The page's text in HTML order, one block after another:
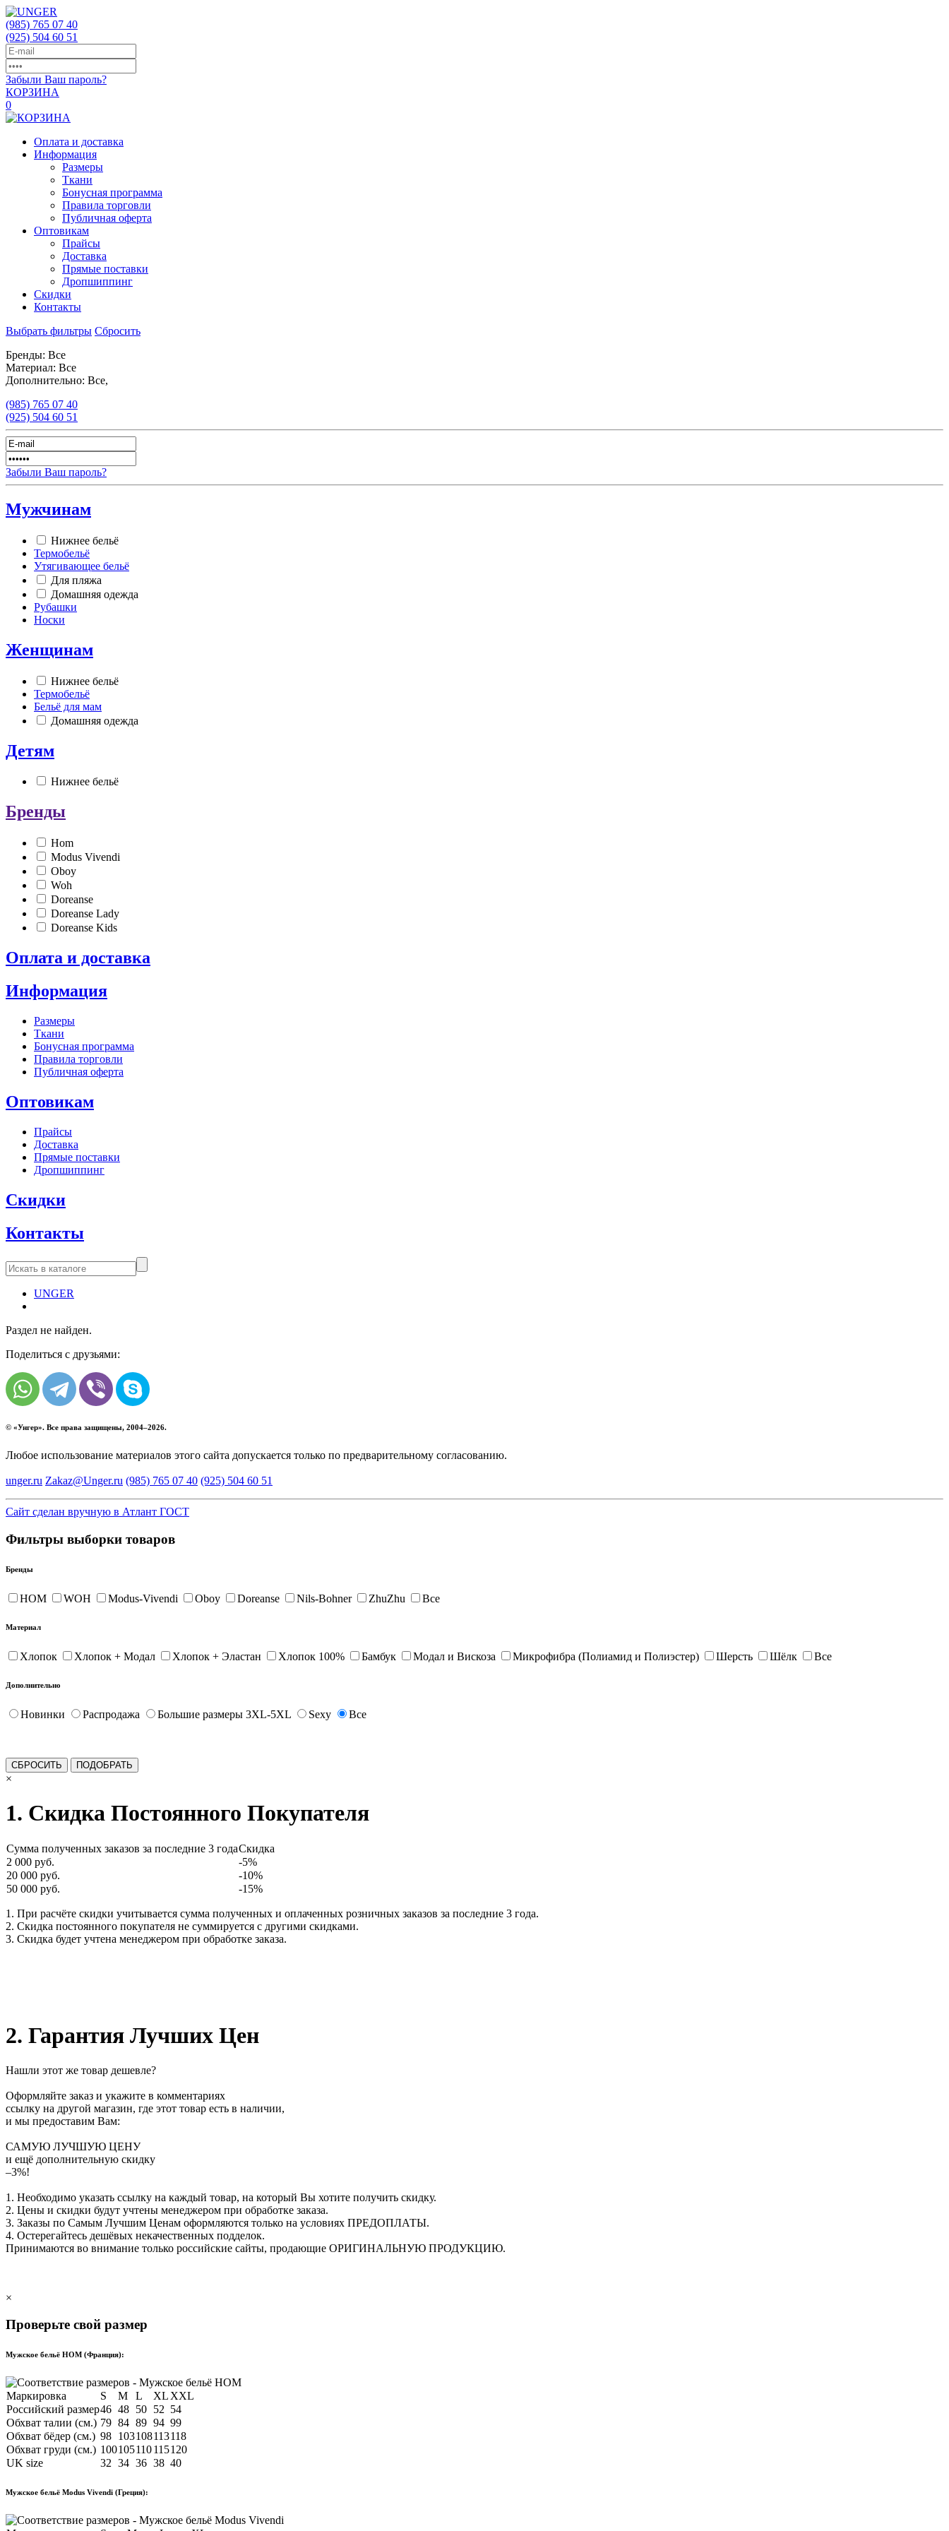
(985) 765 07 40
(925) 504 60 51
Забыли Ваш пароль?
КОРЗИНА
0
Оплата и доставка
Информация
Размеры
Ткани
Бонусная программа
Правила торговли
Публичная оферта
Оптовикам
Прайсы
Доставка
Прямые поставки
Дропшиппинг
Скидки
Контакты
Выбрать фильтры Сбросить
Бренды: Все
Материал: Все
Дополнительно: Все,
(985) 765 07 40
(925) 504 60 51
Забыли Ваш пароль?
Мужчинам
Нижнее бельё
Термобельё
Утягивающее бельё
Для пляжа
Домашняя одежда
Рубашки
Носки
Женщинам
Нижнее бельё
Термобельё
Бельё для мам
Домашняя одежда
Детям
Нижнее бельё
Бренды
Hom
Modus Vivendi
Oboy
Woh
Doreanse
Doreanse Lady
Doreanse Kids
Оплата и доставка
Информация
Размеры
Ткани
Бонусная программа
Правила торговли
Публичная оферта
Оптовикам
Прайсы
Доставка
Прямые поставки
Дропшиппинг
Скидки
Контакты
UNGER
Раздел не найден.
Поделиться с друзьями:
© «Унгер». Все права защищены, 2004–2026.
Любое использование материалов этого сайта допускается только по предварительному согласованию.
unger.ru Zakaz@Unger.ru (985) 765 07 40 (925) 504 60 51
Сайт сделан вручную в Атлант ГОСТ
Фильтры выборки товаров
Бренды
HOM WOH Modus-Vivendi Oboy Doreanse Nils-Bohner ZhuZhu Все
Материал
Хлопок Хлопок + Модал Хлопок + Эластан Хлопок 100% Бамбук Модал и Вискоза Микрофибра (Полиамид и Полиэстер) Шерсть Шёлк Все
Дополнительно
Новинки Распродажа Большие размеры 3XL-5XL Sexy Все
×
1. Скидка Постоянного Покупателя
Сумма полученных заказов за последние 3 годаСкидка
2 000 руб.
-5%
20 000 руб.
-10%
50 000 руб.
-15%
1. При расчёте скидки учитывается сумма полученных и оплаченных розничных заказов за последние 3 года.
2. Скидка постоянного покупателя не суммируется с другими скидками.
3. Скидка будет учтена менеджером при обработке заказа.
2. Гарантия Лучших Цен
Нашли этот же товар дешевле?
Оформляйте заказ и укажите в комментариях
ссылку на другой магазин, где этот товар есть в наличии,
и мы предоставим Вам:
САМУЮ ЛУЧШУЮ ЦЕНУ
и ещё дополнительную скидку
–3%!
1. Необходимо указать ссылку на каждый товар, на который Вы хотите получить скидку.
2. Цены и скидки будут учтены менеджером при обработке заказа.
3. Заказы по Самым Лучшим Ценам оформляются только на условиях ПРЕДОПЛАТЫ.
4. Остерегайтесь дешёвых некачественных подделок.
Принимаются во внимание только российские сайты, продающие ОРИГИНАЛЬНУЮ ПРОДУКЦИЮ.
×
Проверьте свой размер
Мужское бельё HOM (Франция):
Маркировка S M L XL XXL
Российский размер46 48 50 52 54
Обхват талии (см.) 79 84 89 94 99
Обхват бёдер (см.) 98 103108113118
Обхват груди (см.) 100105110115120
UK size
32 34 36 38 40
Мужское бельё Modus Vivendi (Греция):